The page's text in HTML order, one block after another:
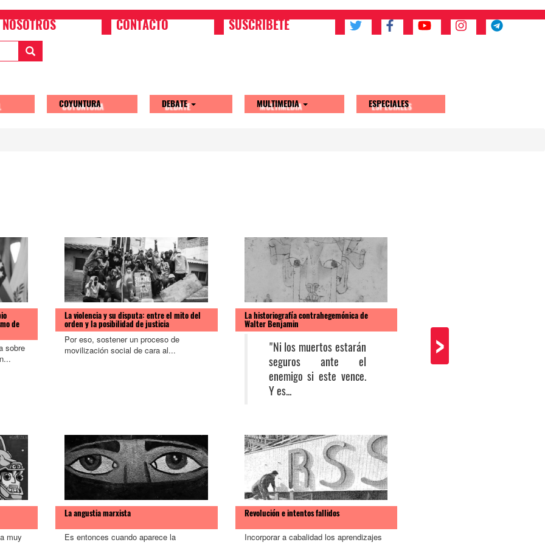
NOSOTROS CONTACTO SUSCRIBETE
COYUNTURA DEBATE MULTIMEDIA ESPECIALES
de
sobre
La violencia y su disputa: entre el mito del
orden y la posibilidad de justicia
Por eso, sostener un proceso de
movilización social de cara al...
La historiografía contrahegemónica de
Walter Benjamin
"Ni los muertos estarán
seguros ante el
enemigo si este vence.
Y es...
muy
La angustia marxista
Es entonces cuando aparece la
Revolución e intentos fallidos
Incorporar a cabalidad los aprendizajes
Todo momento histórico evidencia
avances y retrocesos, el
>